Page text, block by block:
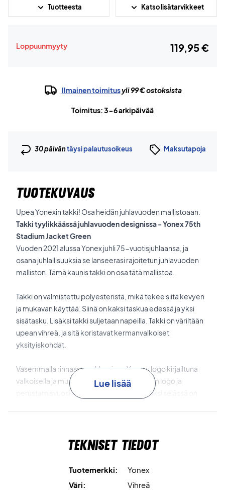
Tuotteesta Katso lisätarvikkeet
Loppuunmyyty 119,95 €
Ilmainen toimitusyli 99 € ostoksista
Toimitus: 3-6 arkipäivää
30 päiväntäysi palautusoikeus Maksutapoja
TUOTEKUVAUS
Upea Yonexin takki! Osa heidän juhlavuoden mallistoaan.
Takki tyylikkäässä juhlavuoden designissa - Yonex 75th
Stadium Jacket Green
Vuoden 2021 alussa Yonex juhli 75-vuotisjuhlaansa, ja
osana juhlallisuuksia se lanseerasi rajoitetun juhlavuoden
malliston. Tämä kaunis takki on osa tätä mallistoa.
Takki on valmistettu polyesteristä, mikä tekee siitä kevyen
ja mukavan käyttää. Siinä on kaksi taskua edessä ja yksi
sisätasku. Lisäksi takki suljetaan napeilla. Takki on väriltään
upean vihreä, ja sitä koristavat kermanvalkoiset
yksityiskohdat.
Vasemmalla rinnassa on klassinen Yonex-logo kirjailtuna
valkoisella ja mustalla, ja takin takaosassa on logo ja
perustamisvuosi kirjailtuna valkoisella. Lisäksi selässä on
Materiaali: 100% polyesteri
Lue lisää
Tekniset tiedot
Tuotemerkki:
Yonex
Väri:
Vihreä